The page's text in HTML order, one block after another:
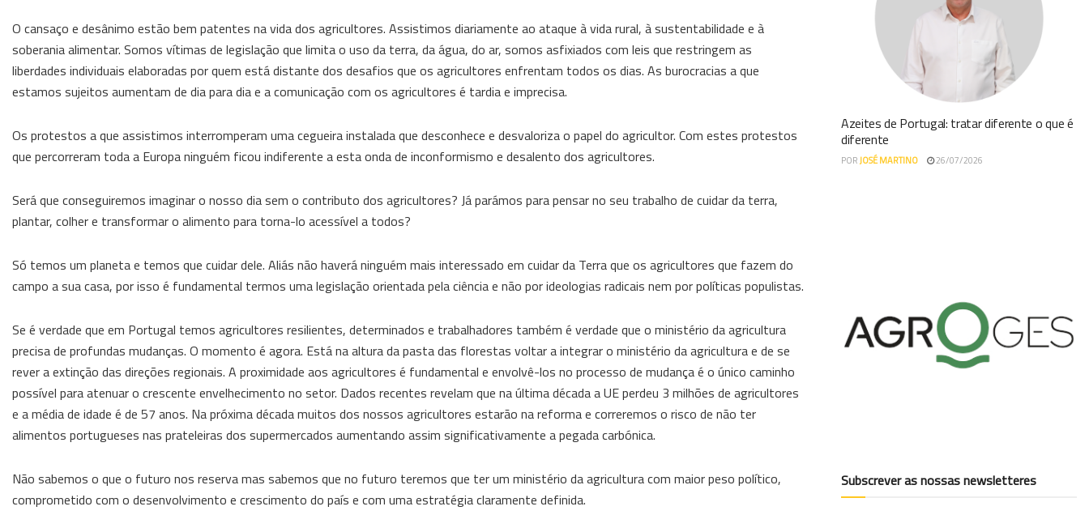
O cansaço e desânimo estão bem patentes na vida dos agricultores. Assistimos diariamente ao ataque à vida rural, à sustentabilidade e à
soberania alimentar. Somos vítimas de legislação que limita o uso da terra, da água, do ar, somos asfixiados com leis que restringem as
liberdades individuais elaboradas por quem está distante dos desafios que os agricultores enfrentam todos os dias. As burocracias a que
estamos sujeitos aumentam de dia para dia e a comunicação com os agricultores é tardia e imprecisa.
Os protestos a que assistimos interromperam uma cegueira instalada que desconhece e desvaloriza o papel do agricultor. Com estes protestos
que percorreram toda a Europa ninguém ficou indiferente a esta onda de inconformismo e desalento dos agricultores.
Será que conseguiremos imaginar o nosso dia sem o contributo dos agricultores? Já parámos para pensar no seu trabalho de cuidar da terra,
plantar, colher e transformar o alimento para torna-lo acessível a todos?
Só temos um planeta e temos que cuidar dele. Aliás não haverá ninguém mais interessado em cuidar da Terra que os agricultores que fazem do
campo a sua casa, por isso é fundamental termos uma legislação orientada pela ciência e não por ideologias radicais nem por políticas populistas.
Se é verdade que em Portugal temos agricultores resilientes, determinados e trabalhadores também é verdade que o ministério da agricultura
precisa de profundas mudanças. O momento é agora. Está na altura da pasta das florestas voltar a integrar o ministério da agricultura e de se
rever a extinção das direções regionais. A proximidade aos agricultores é fundamental e envolvê-los no processo de mudança é o único caminho
possível para atenuar o crescente envelhecimento no setor. Dados recentes revelam que na última década a UE perdeu 3 milhões de agricultores
e a média de idade é de 57 anos. Na próxima década muitos dos nossos agricultores estarão na reforma e correremos o risco de não ter
alimentos portugueses nas prateleiras dos supermercados aumentando assim significativamente a pegada carbónica.
Não sabemos o que o futuro nos reserva mas sabemos que no futuro teremos que ter um ministério da agricultura com maior peso político,
comprometido com o desenvolvimento e crescimento do país e com uma estratégia claramente definida.
Azeites de Portugal: tratar diferente o que é
diferente
PORJOSÉ MARTINO 26/07/2026
Subscrever as nossas newsletteres